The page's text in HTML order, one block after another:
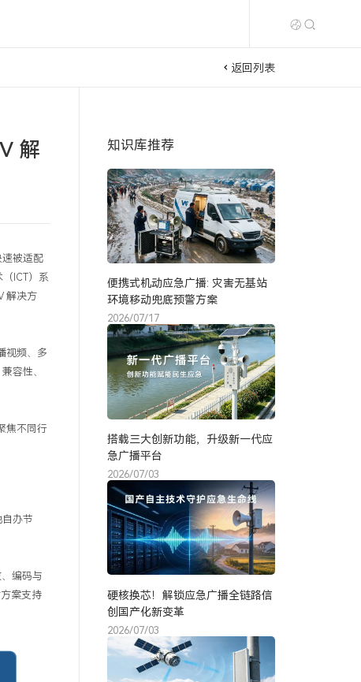
返回列表
解
被适配
（ ICT）系
解决方
视频、多
容性、
焦不同行
办节
编码与
案支持
知识库推荐
便携式机动应急广播: 灾害无基站
环境移动兜底预警方案
2026/07/17
搭载三大创新功能，升级新一代应
急广播平台
2026/07/03
硬核换芯！解锁应急广播全链路信
创国产化新变革
2026/07/03